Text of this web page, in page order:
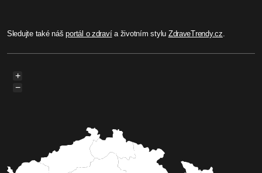
Sledujte také nášportál o zdravía životním stylu ZdraveTrendy.cz.
+
−